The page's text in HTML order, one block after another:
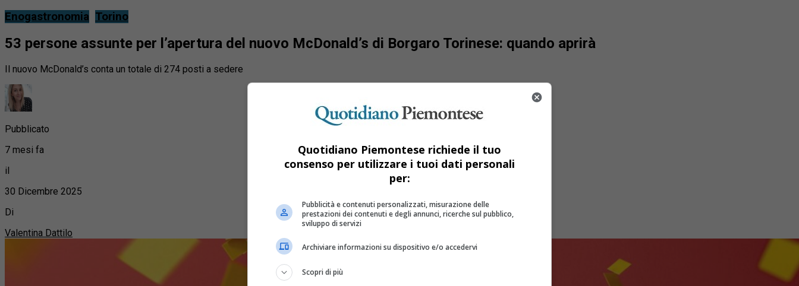
Enogastronomia Torino
53 persone assunte per l’apertura del nuovo McDonald’s di Borgaro Torinese: quando aprirà
Il nuovo McDonald’s conta un totale di 274 posti a sedere
Pubblicato
7 mesi fa
il
30 Dicembre 2025
Di
Valentina Dattilo
Quotidiano Piemontese richiede il tuo
consenso per utilizzare i tuoi dati personali
per:
Pubblicità e contenuti personalizzati, misurazione delle
prestazioni dei contenuti e degli annunci, ricerche sul pubblico,
sviluppo di servizi
Archiviare informazioni su dispositivo e/o accedervi
Scopri di più